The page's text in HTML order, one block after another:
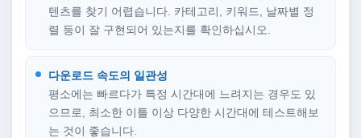
텐츠를 찾기 어렵습니다. 카테고리, 키워드, 날짜별 정
렬 등이 잘 구현되어 있는지를 확인하십시오.
다운로드 속도의 일관성
평소에는 빠르다가 특정 시간대에 느려지는 경우도 있
으므로, 최소한 이틀 이상 다양한 시간대에 테스트해보
는 것이 좋습니다.